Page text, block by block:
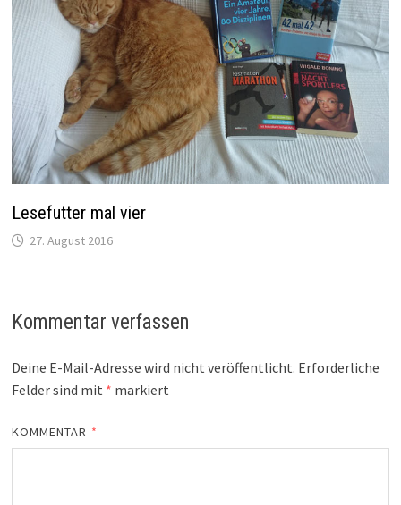
Lesefutter mal vier
27. August 2016
Kommentar verfassen
Deine E-Mail-Adresse wird nicht veröffentlicht. Erforderliche
Felder sind mit * markiert
KOMMENTAR *